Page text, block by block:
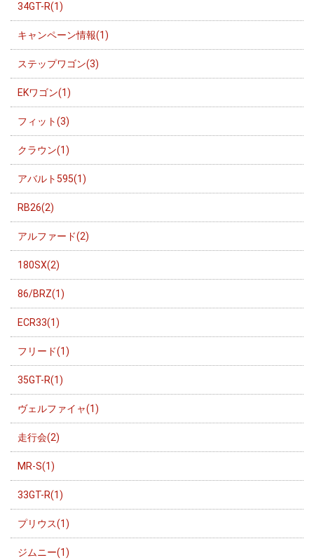
34GT-R(1)
キャンペーン情報(1)
ステップワゴン(3)
EKワゴン(1)
フィット(3)
クラウン(1)
アバルト595(1)
RB26(2)
アルファード(2)
180SX(2)
86/BRZ(1)
ECR33(1)
フリード(1)
35GT-R(1)
ヴェルファイャ(1)
走行会(2)
MR-S(1)
33GT-R(1)
プリウス(1)
ジムニー(1)